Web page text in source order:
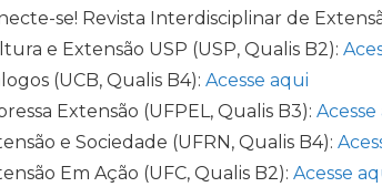
se! Revista Interdisciplinar de
e Extensão USP (USP, Qualis B2):
(UCB, Qualis B4): Acesse aqui
Extensão (UFPEL, Qualis B3):
e Sociedade (UFRN, Qualis B4):
Em Ação (UFC, Qualis B2): Acesse